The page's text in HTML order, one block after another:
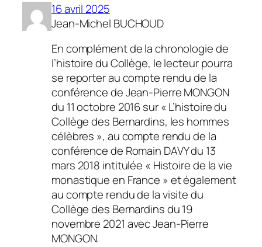
16 avril 2025
Jean-Michel BUCHOUD
En complément de la chronologie de
l’histoire du Collège, le lecteur pourra
se reporter au compte rendu de la
conférence de Jean-Pierre MONGON
du 11 octobre 2016 sur « L’histoire du
Collège des Bernardins, les hommes
célèbres », au compte rendu de la
conférence de Romain DAVY du 13
mars 2018 intitulée « Histoire de la vie
monastique en France » et également
au compte rendu de la visite du
Collège des Bernardins du 19
novembre 2021 avec Jean-Pierre
MONGON.